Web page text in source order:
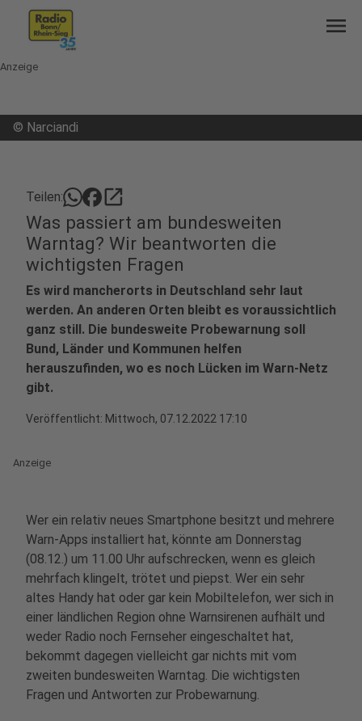
menu
Anzeige
© Narciandi
Teilen: open_in_new
Was passiert am bundesweiten
Warntag? Wir beantworten die
wichtigsten Fragen
Es wird mancherorts in Deutschland sehr laut
werden. An anderen Orten bleibt es voraussichtlich
ganz still. Die bundesweite Probewarnung soll
Bund, Länder und Kommunen helfen
herauszufinden, wo es noch Lücken im Warn-Netz
gibt.
Veröffentlicht: Mittwoch, 07.12.2022 17:10
Anzeige
Wer ein relativ neues Smartphone besitzt und mehrere
Warn-Apps installiert hat, könnte am Donnerstag
(08.12.) um 11.00 Uhr aufschrecken, wenn es gleich
mehrfach klingelt, trötet und piepst. Wer ein sehr
altes Handy hat oder gar kein Mobiltelefon, wer sich in
einer ländlichen Region ohne Warnsirenen aufhält und
weder Radio noch Fernseher eingeschaltet hat,
bekommt dagegen vielleicht gar nichts mit vom
zweiten bundesweiten Warntag. Die wichtigsten
Fragen und Antworten zur Probewarnung.